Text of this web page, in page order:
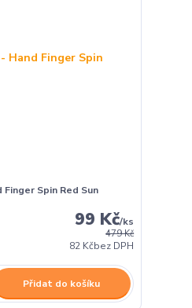
Spin Red Sun
479 Kč
99 Kč/ks
82 Kčbez DPH
Přidat do košíku